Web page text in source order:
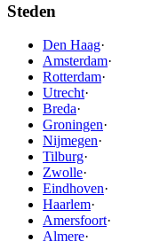
Steden
Den Haag·
Amsterdam·
Rotterdam·
Utrecht·
Breda·
Groningen·
Nijmegen·
Tilburg·
Zwolle·
Eindhoven·
Haarlem·
Amersfoort·
Almere·